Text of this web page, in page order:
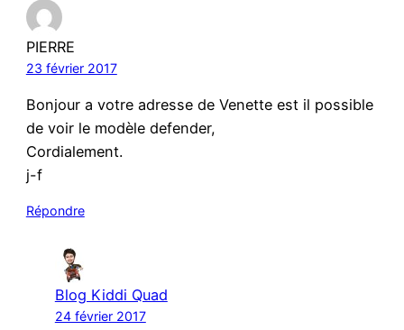
PIERRE
23 février 2017
Bonjour a votre adresse de Venette est il possible
de voir le modèle defender,
Cordialement.
j-f
Répondre
Blog Kiddi Quad
24 février 2017